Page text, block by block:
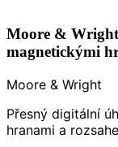
Moore &
magnetickými
Moore & Wright
Přesný digitální
hranami a